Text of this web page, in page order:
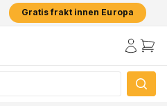
Gratis frakt innen Europa